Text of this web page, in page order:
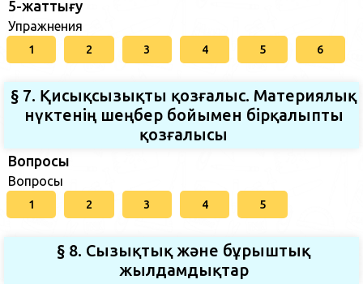
5-жаттығу
Упражнения
1 2 3 4 5 6
§ 7. Қисықсызықты қозғалыс. Материялық
нүктенiң шеңбер бойымен бiрқалыпты
қозғалысы
Вопросы
Вопросы
1 2 3 4 5
§ 8. Сызықтық және бұрыштық
жылдамдықтар